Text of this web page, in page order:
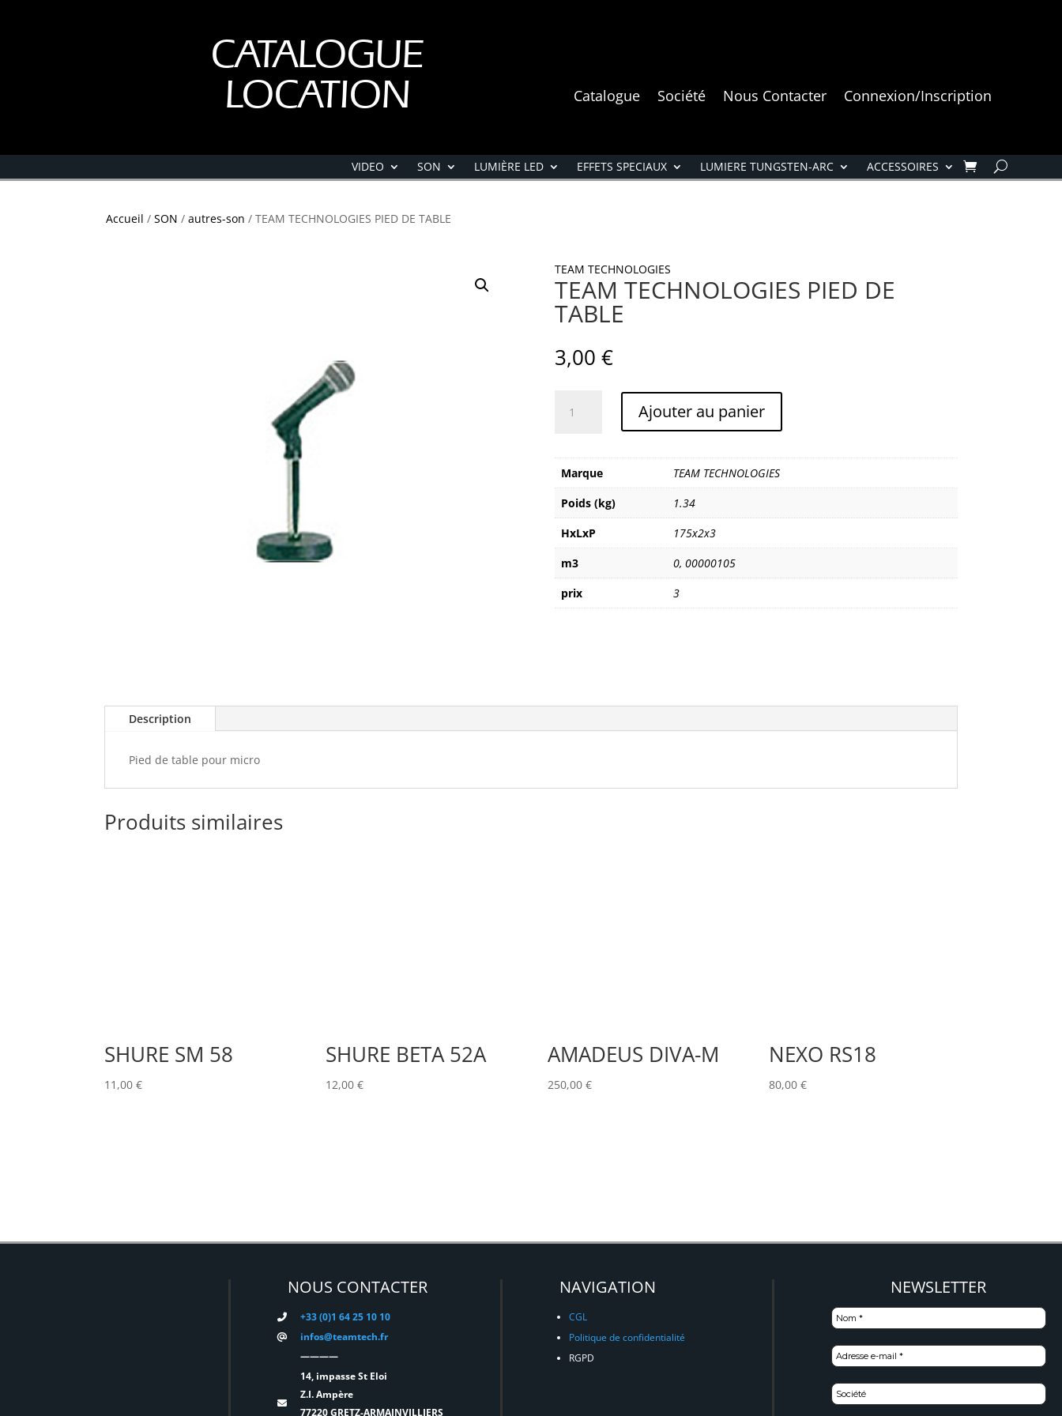
CATALOGUE
LOCATION
Catalogue Société Nous Contacter Connexion/Inscription
VIDEO SON LUMIÈRE LED EFFETS SPECIAUX LUMIERE TUNGSTEN-ARC ACCESSOIRES
Accueil /SON /autres-son / TEAM TECHNOLOGIES PIED DE TABLE
TEAM TECHNOLOGIES
TEAM TECHNOLOGIES PIED DE
TABLE
3,00 €
PIED
DE
TABLE
Ajouter au panier
Marque
TEAM TECHNOLOGIES
Poids (kg)
1.34
HxLxP
175x2x3
m3
0, 00000105
prix
3
Description
Pied de table pour micro
Produits similaires
SHURE SM 58
11,00 €
SHURE BETA 52A
12,00€
AMADEUS DIVA-M
250,00 €
NEXO RS18
80,00 €
NOUS CONTACTER
+33 (0)1 64 25 10 10
infos@teamtech.fr
————
14, impasse St Eloi
Z.I. Ampère
77220 GRETZ-ARMAINVILLIERS
NAVIGATION
CGL
Politique de confidentialité
RGPD
NEWSLETTER